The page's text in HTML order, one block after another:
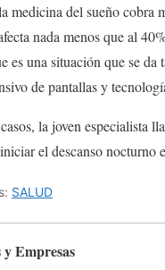
medicina del sueño cobra
nada menos que al
es una situación que se
de pantallas y
la joven especialista
el descanso nocturno
SALUD
Empresas